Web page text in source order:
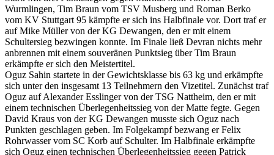
Wurmlingen, Tim Braun vom TSV Musberg und Roman Berko
vom KV Stuttgart 95 kämpfte er sich ins Halbfinale vor. Dort traf er
auf Mike Müller von der KG Dewangen, den er mit einem
Schultersieg bezwingen konnte. Im Finale ließ Devran nichts mehr
anbrennen mit einem souveränen Punktsieg über Tim Braun
erkämpfte er sich den Meistertitel.
Oguz Sahin startete in der Gewichtsklasse bis 63 kg und erkämpfte
sich unter den insgesamt 13 Teilnehmern den Vizetitel. Zunächst traf
Oguz auf Alexander Esslinger von der TSG Nattheim, den er mit
einem technischen Überlegenheitssieg von der Matte fegte. Gegen
David Kraus von der KG Dewangen musste sich Oguz nach
Punkten geschlagen geben. Im Folgekampf bezwang er Felix
Rohrwasser vom SC Korb auf Schulter. Im Halbfinale erkämpfte
sich Oguz einen technischen Überlegenheitssieg gegen Patrick